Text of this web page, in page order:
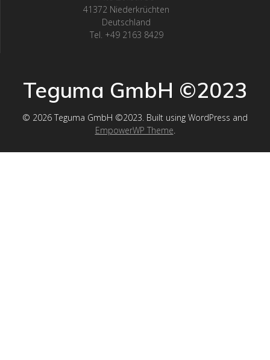
41372 Niederkrüchten
Deutschland
Tel. +49 2163 8429
Teguma GmbH ©2023
© 2026 Teguma GmbH ©2023. Built using WordPress and
EmpowerWP Theme.